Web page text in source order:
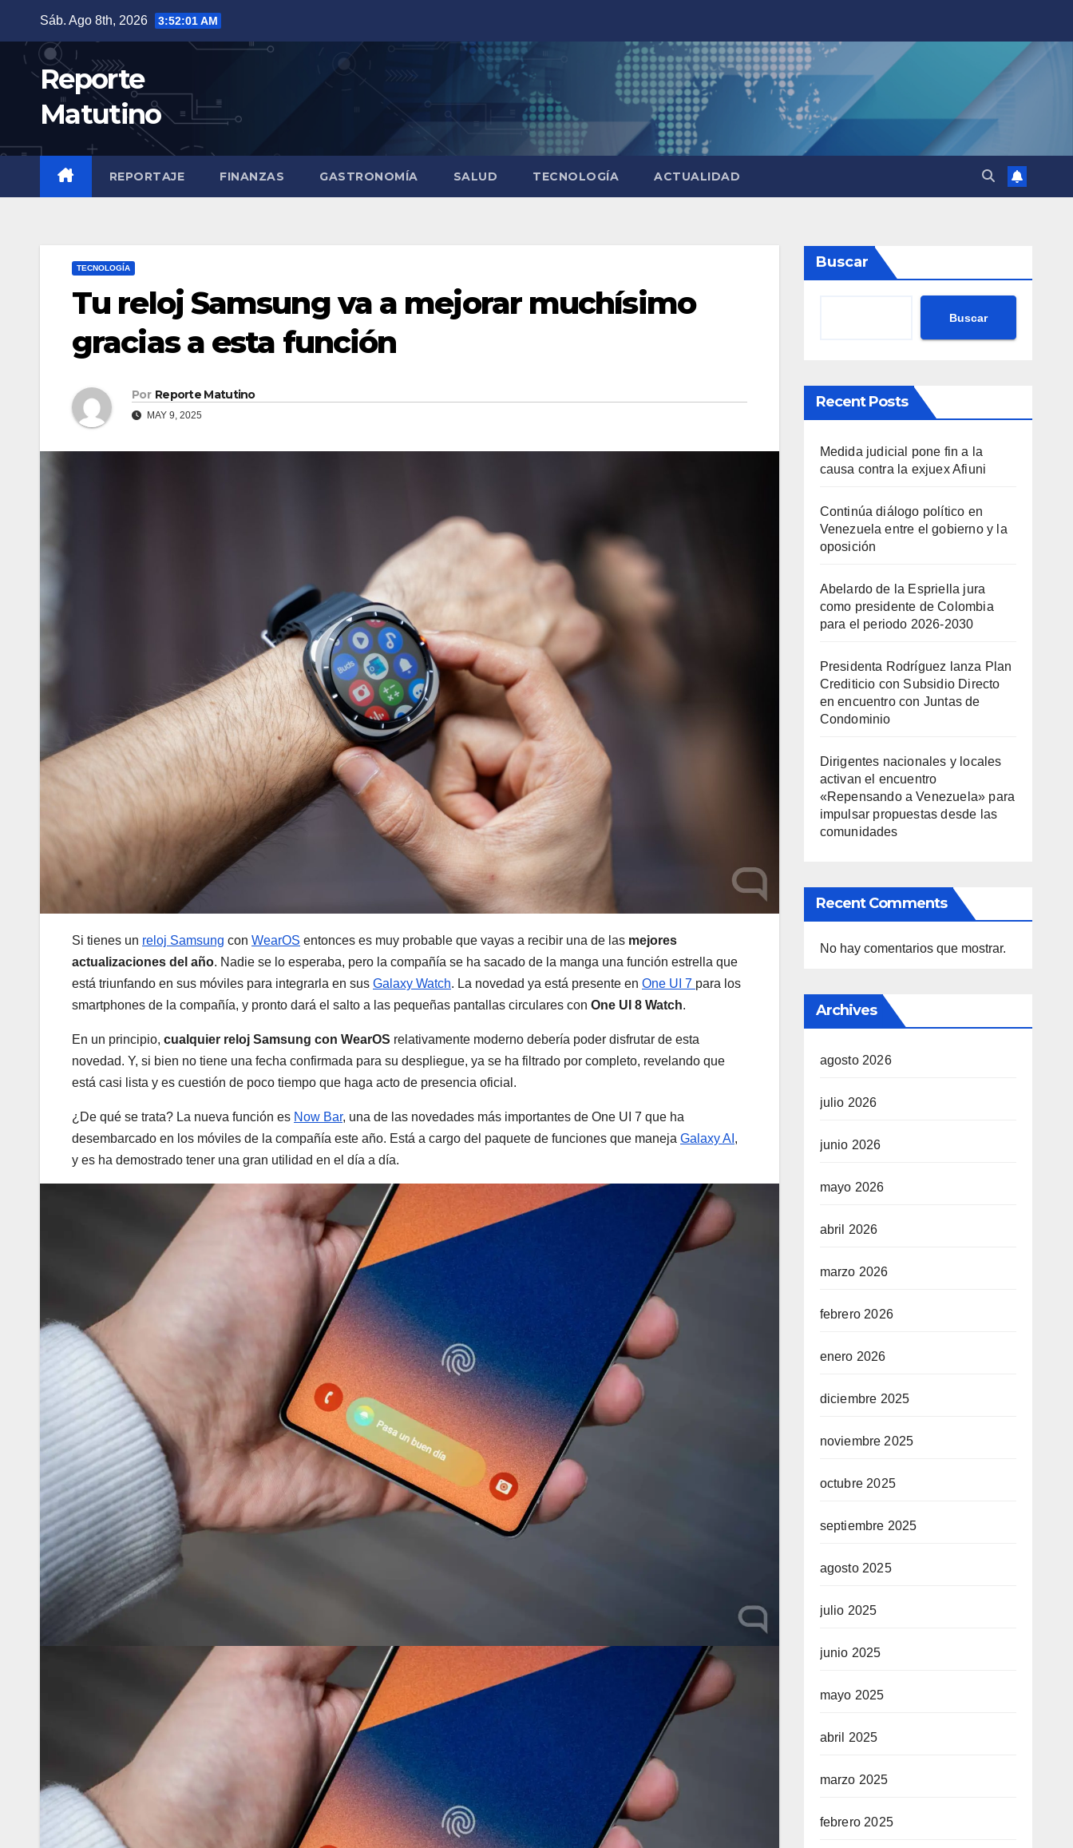
contenido
Sáb. Ago 8th, 2026 3:52:03 AM
Reporte
Matutino
REPORTAJE FINANZAS GASTRONOMÍA SALUD TECNOLOGÍA ACTUALIDAD
TECNOLOGÍA
Tu reloj Samsung va a mejorar muchísimo
gracias a esta función
Por Reporte Matutino
MAY 9, 2025
Si tienes un reloj Samsung con WearOS entonces es muy probable que vayas a recibir una de las mejores
actualizaciones del año. Nadie se lo esperaba, pero la compañía se ha sacado de la manga una función estrella que
está triunfando en sus móviles para integrarla en sus Galaxy Watch. La novedad ya está presente en One UI 7 para los
smartphones de la compañía, y pronto dará el salto a las pequeñas pantallas circulares con One UI 8 Watch.
En un principio, cualquier reloj Samsung con WearOS relativamente moderno debería poder disfrutar de esta
novedad. Y, si bien no tiene una fecha confirmada para su despliegue, ya se ha filtrado por completo, revelando que
está casi lista y es cuestión de poco tiempo que haga acto de presencia oficial.
¿De qué se trata? La nueva función es Now Bar, una de las novedades más importantes de One UI 7 que ha
desembarcado en los móviles de la compañía este año. Está a cargo del paquete de funciones que maneja Galaxy AI ,
y es ha demostrado tener una gran utilidad en el día a día.
Buscar
Buscar
Recent Posts
Medida judicial pone fin a la
causa contra la exjuex Afiuni
Continúa diálogo político en
Venezuela entre el gobierno y la
oposición
Abelardo de la Espriella jura
como presidente de Colombia
para el periodo 2026-2030
Presidenta Rodríguez lanza Plan
Crediticio con Subsidio Directo
en encuentro con Juntas de
Condominio
Dirigentes nacionales y locales
activan el encuentro
«Repensando a Venezuela» para
impulsar propuestas desde las
comunidades
Recent Comments
No hay comentarios que mostrar.
Archives
agosto 2026
julio 2026
junio 2026
mayo 2026
abril 2026
marzo 2026
febrero 2026
enero 2026
diciembre 2025
noviembre 2025
octubre 2025
septiembre 2025
agosto 2025
julio 2025
junio 2025
mayo 2025
abril 2025
marzo 2025
febrero 2025